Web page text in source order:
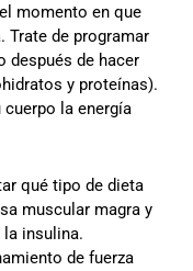
momento en que
Trate de programar
después de hacer
y proteínas).
la energía
qué tipo de dieta
muscular magra y
insulina.
de fuerza